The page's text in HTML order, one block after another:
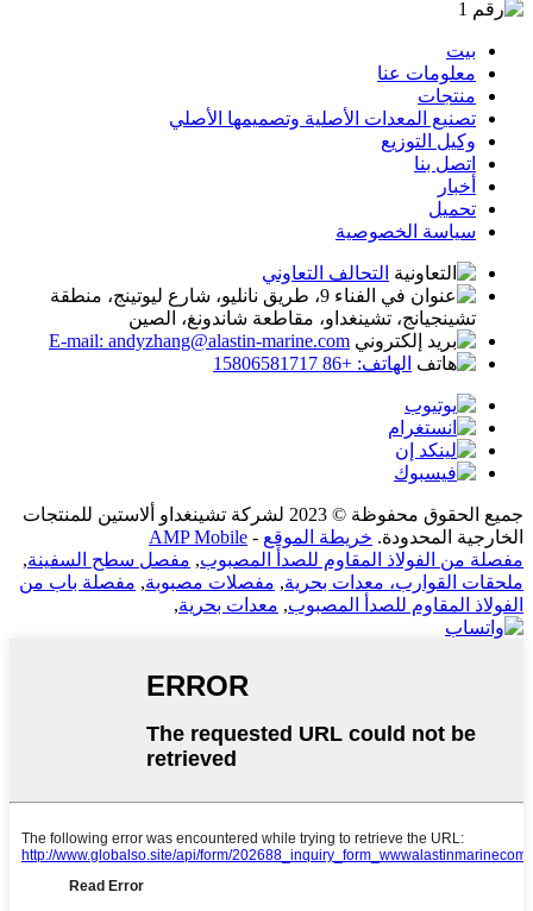
بيت
معلومات عنا
منتجات
تصنيع المعدات الأصلية وتصميمها الأصلي
وكيل التوزيع
اتصل بنا
أخبار
تحميل
سياسة الخصوصية
التحالف التعاوني
في الفناء 9، طريق نانليو، شارع ليوتينج، منطقة
تشينجيانج، تشينغداو، مقاطعة شاندونغ، الصين
E-mail: andyzhang@alastin-marine.com
الهاتف: +86 15806581717
جميع الحقوق محفوظة © 2023 لشركة تشينغداو ألاستين للمنتجات
الخارجية المحدودة. خريطة الموقع -
AMP Mobile
مفصلة من الفولاذ المقاوم للصدأ المصبوب, مفصل سطح السفينة,
ملحقات القوارب، معدات بحرية, مفصلات مصبوبة, مفصلة باب من
الفولاذ المقاوم للصدأ المصبوب, معدات بحرية,